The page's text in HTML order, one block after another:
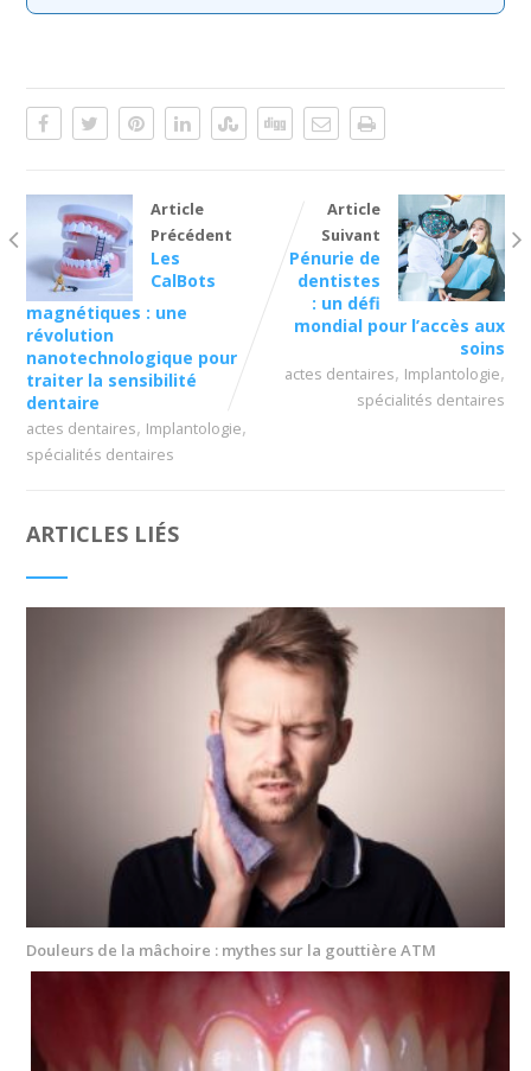
Article
Précédent
Les
CalBots
magnétiques : une
révolution
nanotechnologique pour
traiter la sensibilité
dentaire
actes dentaires, Implantologie,
spécialités dentaires
Article
Suivant
Pénurie de
dentistes
: un défi
mondial pour l’accès aux
soins
actes dentaires, Implantologie,
spécialités dentaires
ARTICLES LIÉS
Douleurs de la mâchoire : mythes sur la gouttière ATM